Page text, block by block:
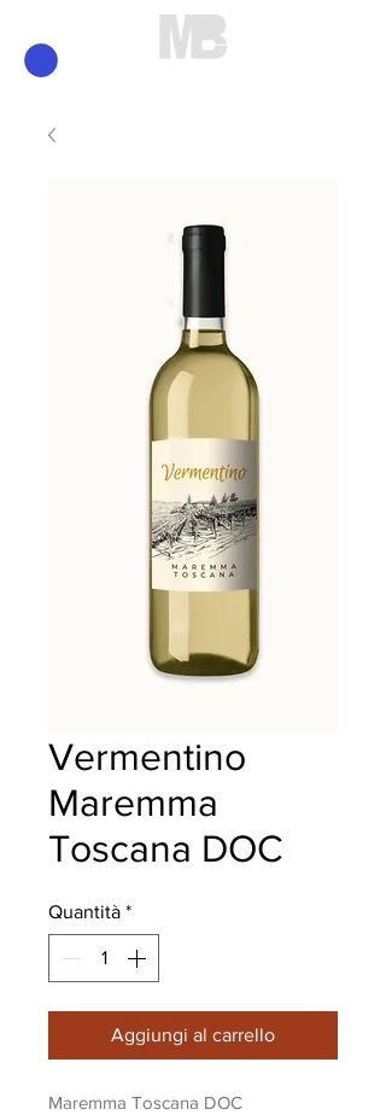
Vermentino
Maremma
Toscana DOC
Quantità *
Aggiungi al carrello
Maremma Toscana DOC